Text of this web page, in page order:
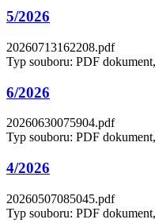
5/2026
20260713162208.pdf
Typ souboru: PDF
6/2026
20260630075904.pdf
Typ souboru: PDF
4/2026
20260507085045.pdf
Typ souboru: PDF